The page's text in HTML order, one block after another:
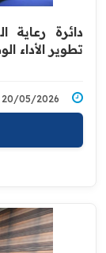
دائرة
تطوير الأداء
20/05/2026 - 11:54 صباحًا